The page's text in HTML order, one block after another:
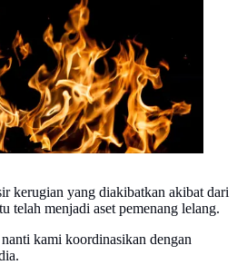
kerugian yang diakibatkan akibat dari
telah menjadi aset pemenang lelang.
kami koordinasikan dengan